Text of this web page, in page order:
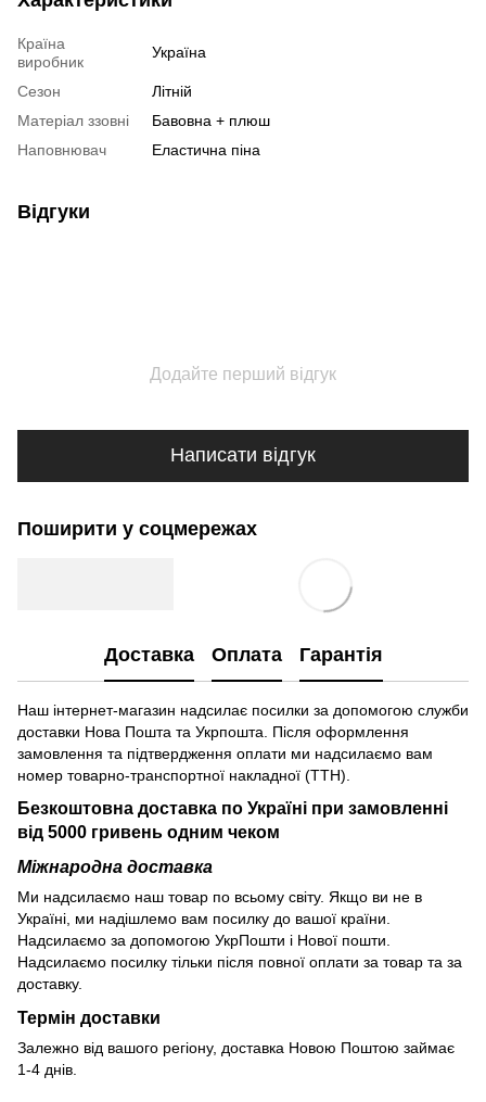
Країна
виробник
Україна
Сезон
Літній
Матеріал ззовні
Бавовна + плюш
Наповнювач
Еластична піна
Відгуки
Додайте перший відгук
Написати відгук
Поширити у соцмережах
Доставка Оплата Гарантія
Наш інтернет-магазин надсилає посилки за допомогою служби
доставки Нова Пошта та Укрпошта. Після оформлення
замовлення та підтвердження оплати ми надсилаємо вам
номер товарно-транспортної накладної (ТТН).
Безкоштовна доставка по Україні при замовленні
від 5000 гривень одним чеком
Міжнародна доставка
Ми надсилаємо наш товар по всьому світу. Якщо ви не в
Україні, ми надішлемо вам посилку до вашої країни.
Надсилаємо за допомогою УкрПошти і Нової пошти.
Надсилаємо посилку тільки після повної оплати за товар та за
доставку.
Термін доставки
Залежно від вашого регіону, доставка Новою Поштою займає
1-4 днів.